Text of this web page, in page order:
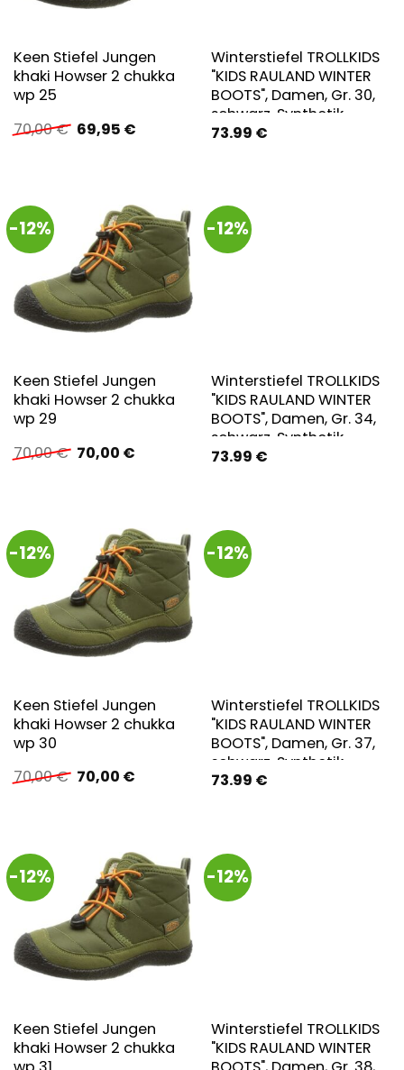
Keen Stiefel Jungen
khaki Howser 2 chukka
wp 25
70,00€ Ursprünglicher
Preis
69,95 €Aktueller
Winterstiefel TROLLKIDS
"KIDS RAULAND WINTER
BOOTS", Damen, Gr. 30,
schwarz, Synthetik,
Textil, Schuhe
Winterschuhe, für Kinder,
wasserdicht
73.99 €
-12%
Keen Stiefel Jungen
khaki Howser 2 chukka
wp 29
70,00€ Ursprünglicher
Preis
70,00 €Aktueller
-12%
Winterstiefel TROLLKIDS
"KIDS RAULAND WINTER
BOOTS", Damen, Gr. 34,
schwarz, Synthetik,
Textil, Schuhe
Winterschuhe, für Kinder,
wasserdicht
73.99 €
-12%
Keen Stiefel Jungen
khaki Howser 2 chukka
wp 30
70,00€ Ursprünglicher
Preis
70,00 €Aktueller
-12%
Winterstiefel TROLLKIDS
"KIDS RAULAND WINTER
BOOTS", Damen, Gr. 37,
schwarz, Synthetik,
Textil, Schuhe
Winterschuhe, für Kinder,
wasserdicht
73.99 €
-12%
Keen Stiefel Jungen
khaki Howser 2 chukka
-12%
Winterstiefel TROLLKIDS
"KIDS RAULAND WINTER